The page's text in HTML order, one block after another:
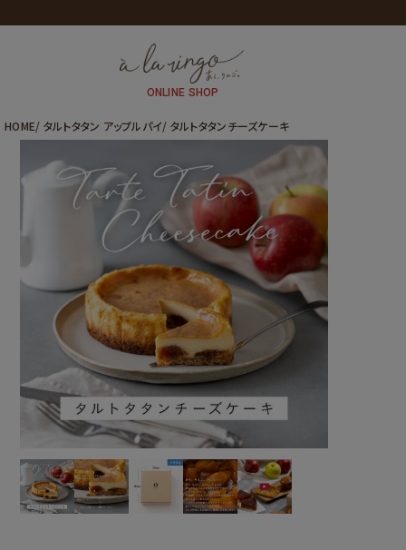
ONLINE SHOP
HOME タルトタタン アップルパイ タルトタタンチーズケーキ